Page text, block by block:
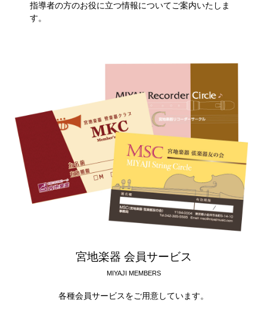
指導者の方のお役に立つ情報についてご案内いたしま
す。
宮地楽器 会員サービス
MIYAJI MEMBERS
各種会員サービスをご用意しています。